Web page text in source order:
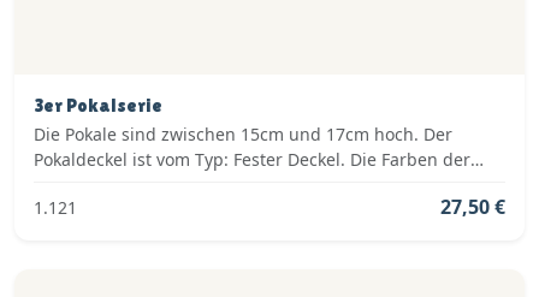
3er Pokalserie
Die Pokale sind zwischen 15cm und 17cm hoch. Der
Pokaldeckel ist vom Typ: Fester Deckel. Die Farben der
1.121
27,50 €